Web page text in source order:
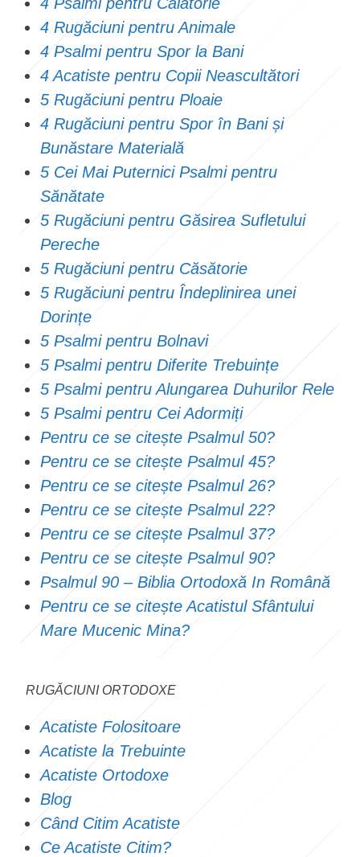
4 Rugăciuni pentru Animale
4 Psalmi pentru Spor la Bani
4 Acatiste pentru Copii Neascultători
5 Rugăciuni pentru Ploaie
4 Rugăciuni pentru Spor în Bani și
Bunăstare Materială
5 Cei Mai Puternici Psalmi pentru
Sănătate
5 Rugăciuni pentru Găsirea Sufletului
Pereche
5 Rugăciuni pentru Căsătorie
5 Rugăciuni pentru Îndeplinirea unei
Dorințe
5 Psalmi pentru Bolnavi
5 Psalmi pentru Diferite Trebuințe
5 Psalmi pentru Alungarea Duhurilor Rele
5 Psalmi pentru Cei Adormiți
Pentru ce se citește Psalmul 50?
Pentru ce se citește Psalmul 45?
Pentru ce se citește Psalmul 26?
Pentru ce se citește Psalmul 22?
Pentru ce se citește Psalmul 37?
Pentru ce se citește Psalmul 90?
Psalmul 90 – Biblia Ortodoxă In Română
Pentru ce se citește Acatistul Sfântului
Mare Mucenic Mina?
RUGĂCIUNI ORTODOXE
Acatiste Folositoare
Acatiste la Trebuinte
Acatiste Ortodoxe
Blog
Când Citim Acatiste
Ce Acatiste Citim?